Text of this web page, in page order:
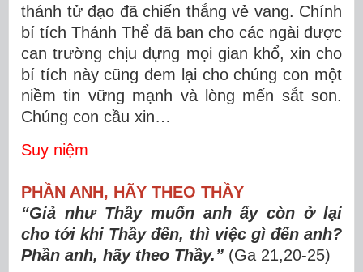
thánh tử đạo đã chiến thắng vẻ vang. Chính
bí tích Thánh Thể đã ban cho các ngài được
can trường chịu đựng mọi gian khổ, xin cho
bí tích này cũng đem lại cho chúng con một
niềm tin vững mạnh và lòng mến sắt son.
Chúng con cầu xin…
Suy niệm
PHẦN ANH, HÃY THEO THẦY
“Giả như Thầy muốn anh ấy còn ở lại
cho tới khi Thầy đến, thì việc gì đến anh?
Phần anh, hãy theo Thầy.” (Ga 21,20-25)